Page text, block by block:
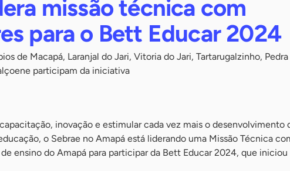
missão técnica com
para o Bett Educar 2024
de Macapá, Laranjal do Jari, Vitoria do Jari, Tartarugalzinho, Pedra
participam da iniciativa
inovação e estimular cada vez mais o desenvolvimento
o Sebrae no Amapá está liderando uma Missão Técnica
ensino do Amapá para participar da Bett Educar 2024, que iniciou